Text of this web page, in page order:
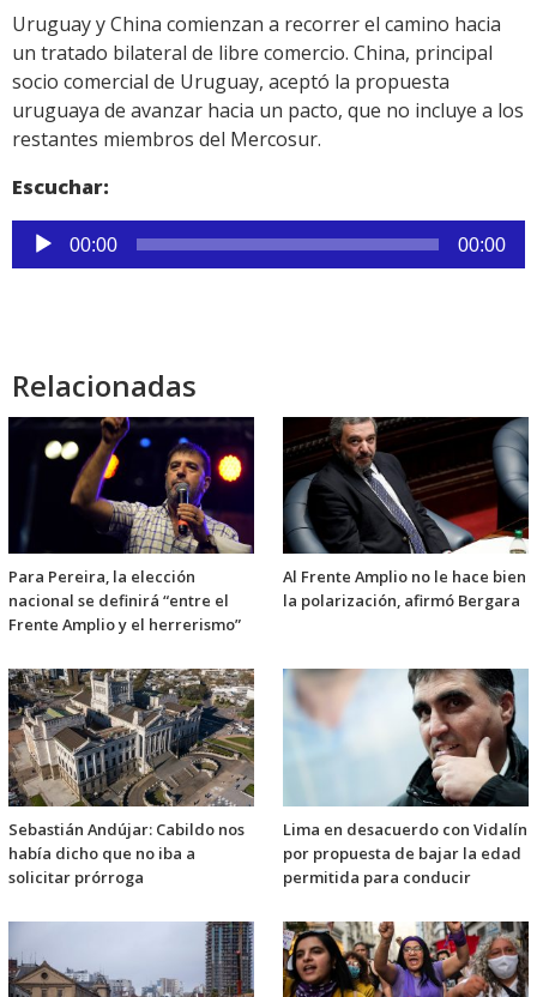
Link
Uruguay y China comienzan a recorrer el camino hacia
un tratado bilateral de libre comercio. China, principal
socio comercial de Uruguay, aceptó la propuesta
uruguaya de avanzar hacia un pacto, que no incluye a los
restantes miembros del Mercosur.
Escuchar:
Reproductor
de
00:00 00:00
Relacionadas
Para Pereira, la elección
nacional se definirá “entre el
Frente Amplio y el herrerismo”
Al Frente Amplio no le hace bien
la polarización, afirmó Bergara
Sebastián Andújar: Cabildo nos
había dicho que no iba a
solicitar prórroga
Lima en desacuerdo con Vidalín
por propuesta de bajar la edad
permitida para conducir